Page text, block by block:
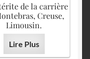
de la carrière
Creuse,
Limousin.
Lire Plus